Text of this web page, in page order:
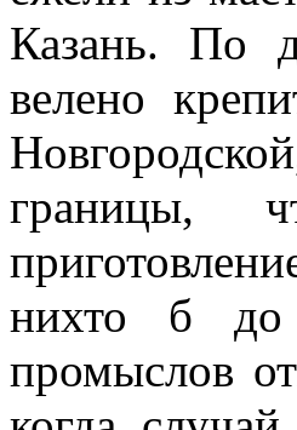
Казань. По
велено
границы,
нихто б до
промыслов